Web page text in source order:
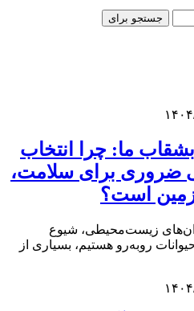
جستجو برای
۱۸
ما: چرا انتخاب
ضروری برای سلامت،
زمین است؟
زیست‌محیطی، شیوع
روبه‌رو هستیم، بسیاری از
۰۵